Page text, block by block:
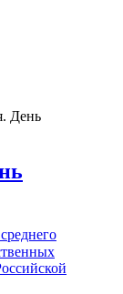
День